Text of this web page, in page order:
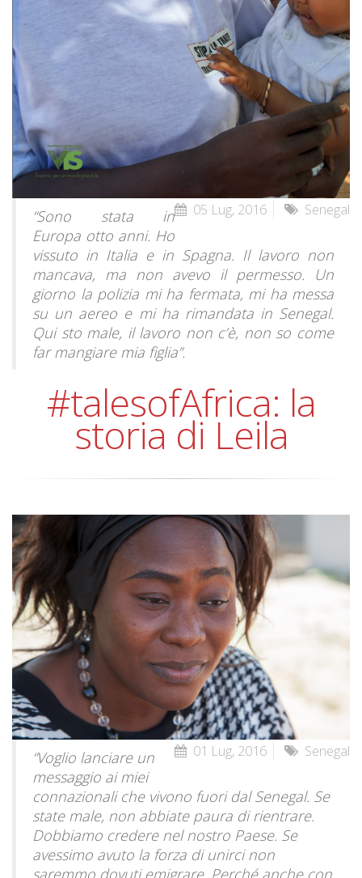
05 Lug, 2016 Senegal
“Sono stata in
Europa otto anni. Ho
vissuto in Italia e in Spagna. Il lavoro non
mancava, ma non avevo il permesso. Un
giorno la polizia mi ha fermata, mi ha messa
su un aereo e mi ha rimandata in Senegal.
Qui sto male, il lavoro non c’è, non so come
far mangiare mia figlia”.
#talesofAfrica: la
storia di Leila
01 Lug, 2016 Senegal
“Voglio lanciare un
messaggio ai miei
connazionali che vivono fuori dal Senegal. Se
state male, non abbiate paura di rientrare.
Dobbiamo credere nel nostro Paese. Se
avessimo avuto la forza di unirci non
saremmo dovuti emigrare. Perché anche con